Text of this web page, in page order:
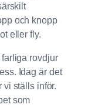
och knopp
eller fly.
rovdjur
Idag är det
vi ställs inför.
som